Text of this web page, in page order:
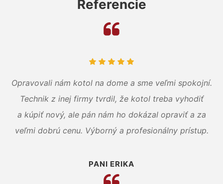
Referencie
Opravovali nám kotol na dome a sme veľmi spokojní.
Technik z inej firmy tvrdil, že kotol treba vyhodiť
a kúpiť nový, ale pán nám ho dokázal opraviť a za
veľmi dobrú cenu. Výborný a profesionálny prístup.
PANI ERIKA